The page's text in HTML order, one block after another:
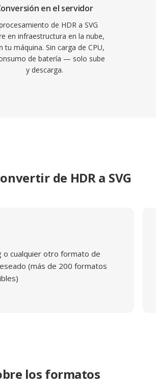
en el servidor
de HDR a SVG
en infraestructura en la nube,
tu máquina. Sin carga de CPU,
de batería — solo sube
y descarga.
de HDR a SVG
o cualquier otro formato de
(más de 200 formatos
los formatos